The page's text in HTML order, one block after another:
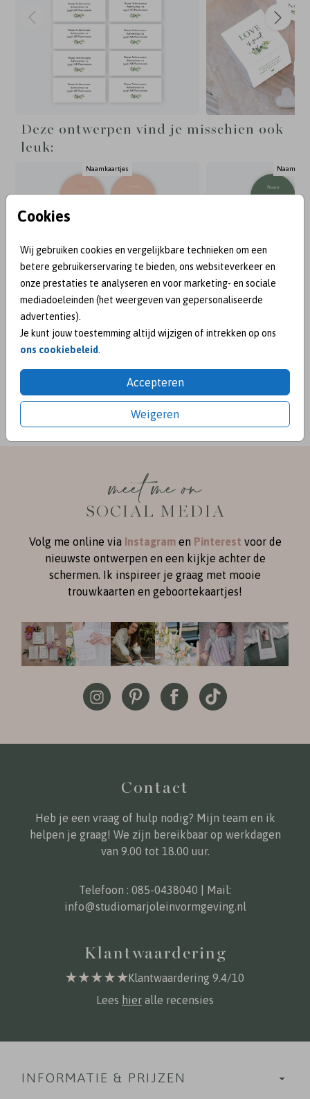
Cookies
Wij gebruiken cookies en vergelijkbare technieken om een
betere gebruikerservaring te bieden, ons websiteverkeer en
onze prestaties te analyseren en voor marketing- en sociale
mediadoeleinden (het weergeven van gepersonaliseerde
advertenties).
Je kunt jouw toestemming altijd wijzigen of intrekken op ons
ons cookiebeleid
Accepteren
Weigeren
Deze ontwerpen vind je misschien ook
leuk:
Naamkaartjes
meet me on
SOCIAL MEDIA
Volg me online via Instagramen Pinterest voor de
nieuwste ontwerpen en een kijkje achter de
schermen. Ik inspireer je graag met mooie
trouwkaarten en geboortekaartjes!
Contact
Heb je een vraag of hulp nodig? Mijn team en ik
helpen je graag! We zijn bereikbaar op werkdagen
van 9.00 tot 18.00 uur.
Telefoon : 085-0438040 | Mail:
info@studiomarjoleinvormgeving.nl
Klantwaardering
Klantwaardering 9.4/10
Lees hier alle recensies
INFORMATIE & PRIJZEN